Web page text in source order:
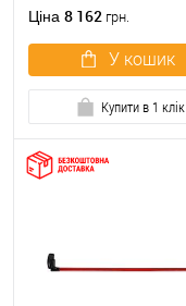
Ціна 8 162 грн.
У кошик
Купити в 1 клік